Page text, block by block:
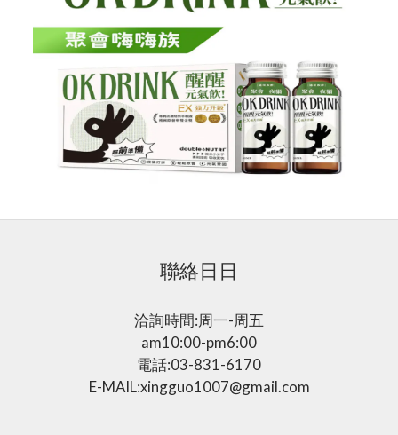
聯絡日日
洽詢時間:周一-周五
am10:00-pm6:00
電話:03-831-6170
E-MAIL:xingguo1007@gmail.com